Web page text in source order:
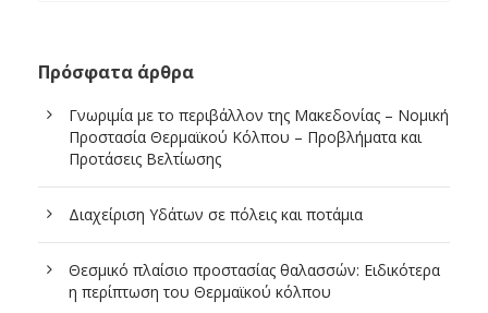
Πρόσφατα άρθρα
Γνωριμία με το περιβάλλον της Μακεδονίας – Νομική
Προστασία Θερμαϊκού Κόλπου – Προβλήματα και
Προτάσεις Βελτίωσης
Διαχείριση Υδάτων σε πόλεις και ποτάμια
Θεσμικό πλαίσιο προστασίας θαλασσών: Ειδικότερα
η περίπτωση του Θερμαϊκού κόλπου